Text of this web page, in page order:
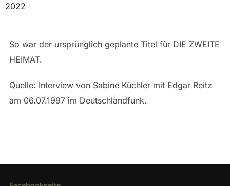
2022
So war der ursprünglich geplante Titel für DIE ZWEITE
HEIMAT.
Quelle: Interview von Sabine Küchler mit Edgar Reitz
am 06.07.1997 im Deutschlandfunk.